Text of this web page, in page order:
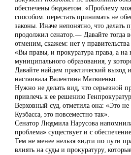
обеспечены бюджетом. «Проблему
способом: перестать принимать не
законы. Иначе непонятно, что делать
продолжил сенатор.— Давайте тогда
отменим, скажем: нет у правительства
«Вы правы, и прокуратура права, а на
муниципального образования, у
Давайте найдем практический выход
настаивала Валентина Матвиенко.
Нужно не делать вид, что серьезной
привлечь к ее решению
Верховный суд, отметила она: «Это
Кузбасса, это повсеместно так».
Сенатор Людмила Нарусова
проблема» существует и с
Тем не менее нельзя «идти по пути
влиять на суды и прокуратуру,